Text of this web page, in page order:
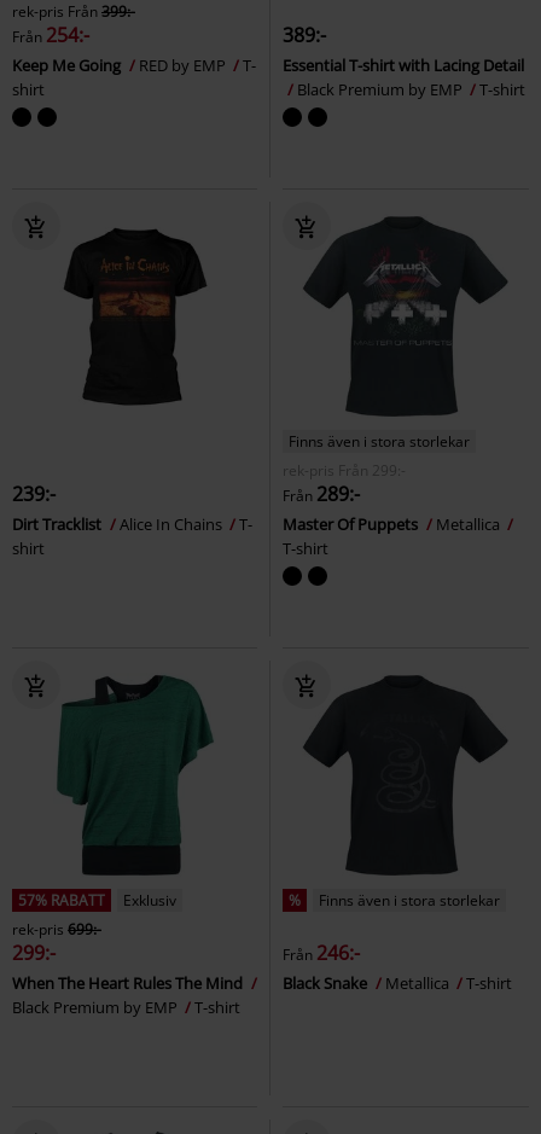
rek-pris Från399:-
Från 254:-
Keep Me Going RED by EMP
T-
shirt
389:-
Essential T-shirt with Lacing Detail
Black Premium by EMP
T-shirt
239:-
Dirt Tracklist Alice In Chains
T-
shirt
Finns även i stora storlekar
rek-pris
Från 299:-
Från 289:-
Master Of Puppets
Metallica
T-shirt
57% RABATT
Exklusiv
rek-pris 699:-
299:-
When The Heart Rules The Mind
Black Premium by EMP
T-shirt
% Finns även i stora storlekar
Från 246:-
Black Snake Metallica T-shirt